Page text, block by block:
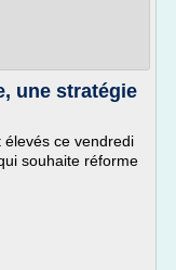
une stratégie
élevés ce vendredi
souhaite réforme